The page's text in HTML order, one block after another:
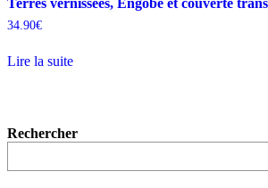
34.90€
Lire la suite
Rechercher